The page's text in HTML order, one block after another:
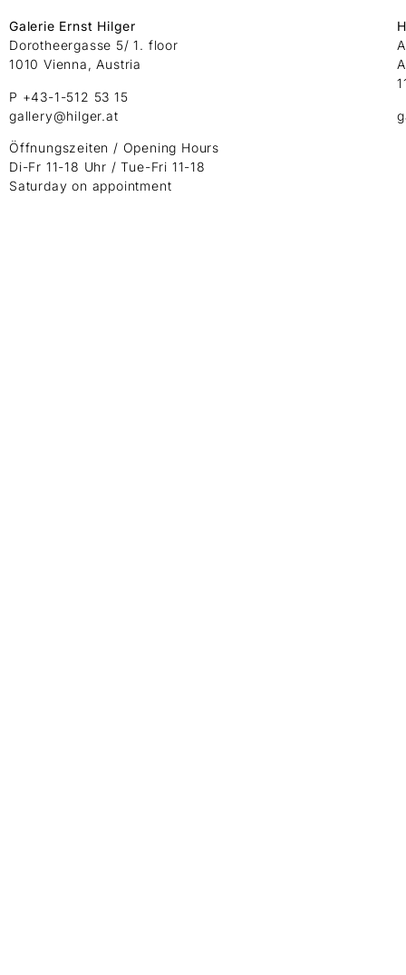
Galerie Ernst Hilger
Dorotheergasse 5/ 1. floor
1010 Vienna, Austria
P +43-1-512 53 15
gallery@hilger.at
Öffnungszeiten / Opening Hours
Di-Fr 11-18 Uhr / Tue-Fri 11-18
Saturday on appointment